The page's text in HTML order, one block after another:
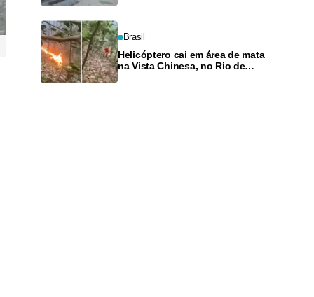
Brasil
Helicóptero cai em área de mata
na Vista Chinesa, no Rio de